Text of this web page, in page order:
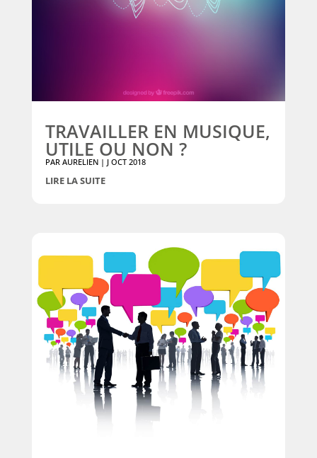
TRAVAILLER EN MUSIQUE,
UTILE OU NON ?
PAR AURELIEN| J OCT 2018
LIRE LA SUITE